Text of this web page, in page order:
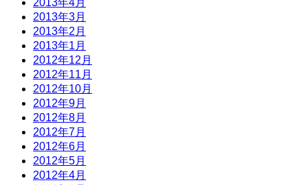
2013年4月
2013年3月
2013年2月
2013年1月
2012年12月
2012年11月
2012年10月
2012年9月
2012年8月
2012年7月
2012年6月
2012年5月
2012年4月